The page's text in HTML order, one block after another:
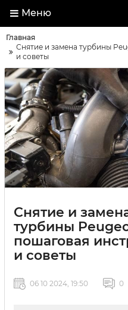
Меню
Главная
Снятие и замена турбины
и советы
Снятие и
турбины
пошаговая
и советы
06 10 2024, 19:50 0